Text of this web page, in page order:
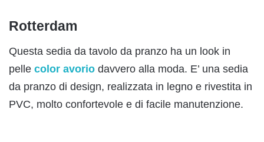
Rotterdam
Questa sedia da tavolo da pranzo ha un look in
pelle color avorio davvero alla moda. E’ una sedia
da pranzo di design, realizzata in legno e rivestita in
PVC, molto confortevole e di facile manutenzione.